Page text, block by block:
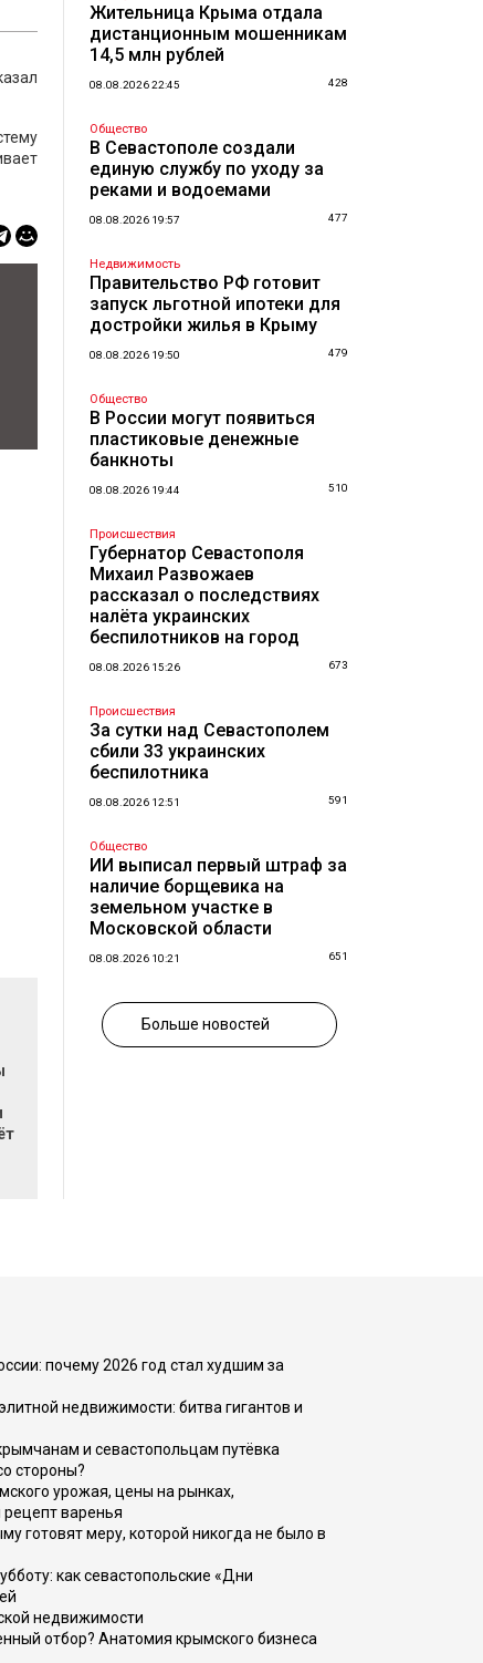
Жительница Крыма отдала
дистанционным мошенникам
14,5 млн рублей
08.08.2026 22:45 428
Общество
В Севастополе создали
единую службу по уходу за
реками и водоемами
08.08.2026 19:57 477
Недвижимость
Правительство РФ готовит
запуск льготной ипотеки для
достройки жилья в Крыму
08.08.2026 19:50 479
Общество
В России могут появиться
пластиковые денежные
банкноты
08.08.2026 19:44 510
Происшествия
Губернатор Севастополя
Михаил Развожаев
рассказал о последствиях
налёта украинских
беспилотников на город
08.08.2026 15:26 673
Происшествия
За сутки над Севастополем
сбили 33 украинских
беспилотника
08.08.2026 12:51 591
Общество
ИИ выписал первый штраф за
наличие борщевика на
земельном участке в
Московской области
08.08.2026 10:21 651
Больше новостей
почему 2026 год стал худшим за
недвижимости: битва гигантов и
и севастопольцам путёвка
стороны?
урожая, цены на рынках,
рецепт варенья
готовят меру, которой никогда не было в
как севастопольские «Дни
недвижимости
отбор? Анатомия крымского бизнеса